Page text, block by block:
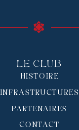
Le Club
HISTOIRE
INFRASTRUCTURES
PARTENAIRES
CONTACT